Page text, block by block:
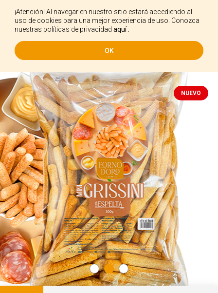
¡Atención! Al navegar en nuestro sitio estará accediendo al
uso de cookies para una mejor experiencia de uso. Conozca
nuestras políticas de privacidad aquí .
OK
ES
NUEVO